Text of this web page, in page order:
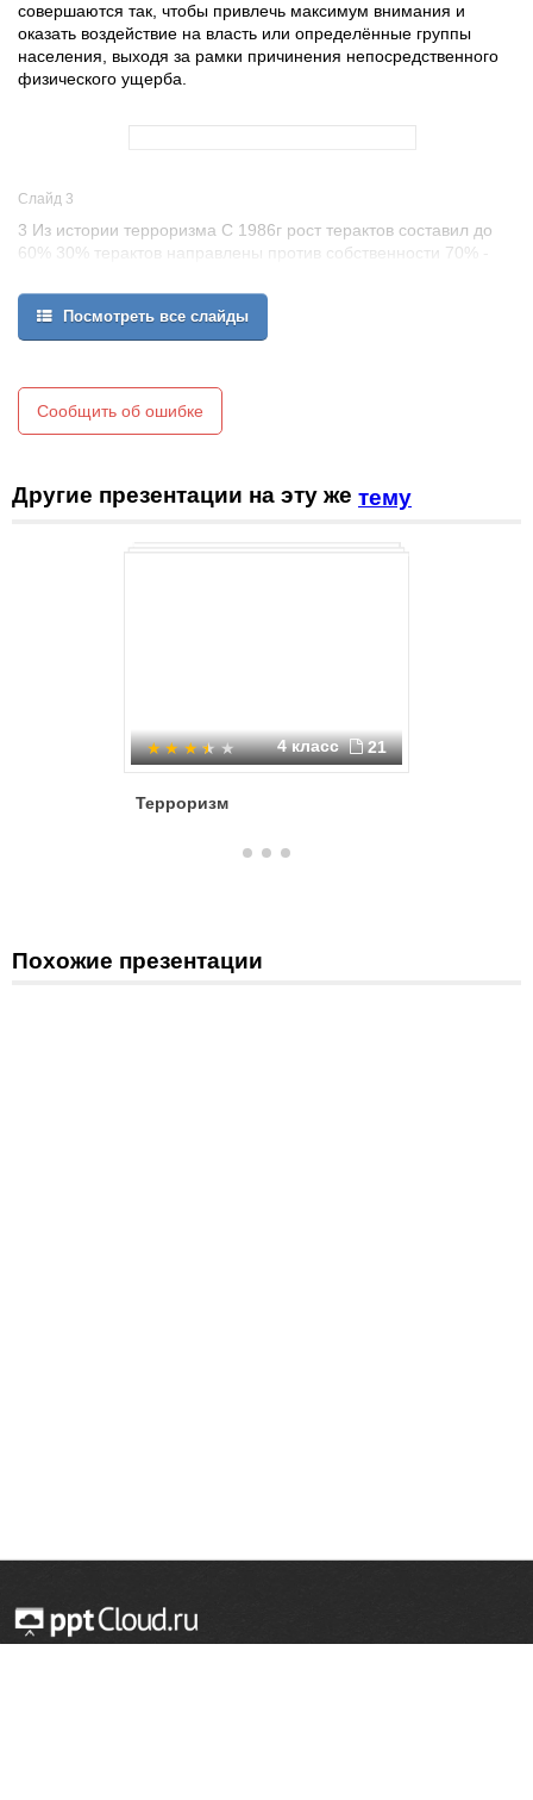
совершаются так, чтобы привлечь максимум внимания и
оказать воздействие на власть или определённые группы
населения, выходя за рамки причинения непосредственного
физического ущерба.
Слайд 3
3 Из истории терроризма С 1986г рост терактов составил до
60% 30% терактов направлены против собственности 70% -
Посмотреть все слайды
Сообщить об ошибке
Другие презентации на эту же тему
4 класс 21
Терроризм
Похожие презентации